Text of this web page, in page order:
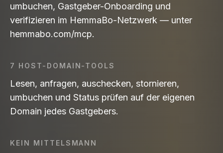
umbuchen, Gastgeber-Onboarding und
verifizieren im HemmaBo-Netzwerk — unter
hemmabo.com/mcp.
7 HOST-DOMAIN-TOOLS
Lesen, anfragen, auschecken, stornieren,
umbuchen und Status prüfen auf der eigenen
Domain jedes Gastgebers.
KEIN MITTELSMANN